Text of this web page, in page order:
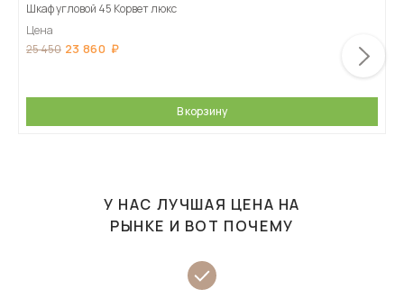
Шкаф угловой 45 Корвет люкс
Цена
25 450 23 860
В корзину
У НАС ЛУЧШАЯ ЦЕНА НА
РЫНКЕ И ВОТ ПОЧЕМУ